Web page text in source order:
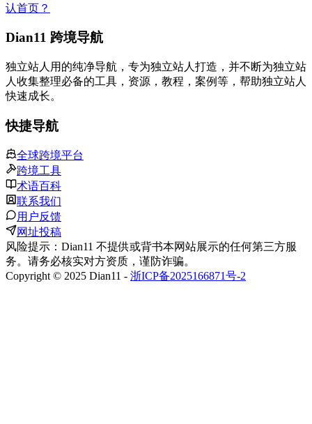
认首页？
Dian11 跨境导航
独立站人用的纯净导航，专为独立站人打造，并不断为独立站
人收集整理必备的工具，资源，教程，案例等，帮助独立站人
快速成长。
快捷导航
全球跨境平台
跨境工具
术语百科
联系我们
用户反馈
网址投稿
风险提示：Dian11 不提供或背书本网站展示的任何第三方服
务。请务必核实对方资质，谨防诈骗。
Copyright © 2025 Dian11 - 浙ICP备2025166871号-2